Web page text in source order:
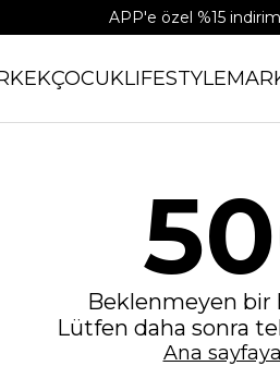
APP'e özel %15
ÇOCUKLIFESTYLE
Beklenmeyen bir
Lütfen daha sonra
Ana